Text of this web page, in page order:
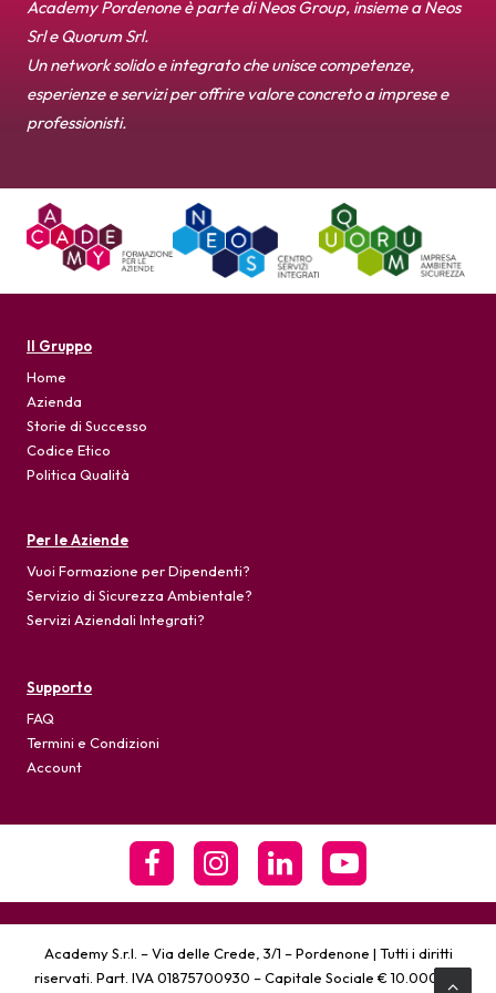
News
Per le Aziende
Academy Pordenone è parte di Neos Group, insieme a Neos
Srl e Quorum Srl.
Un network solido e integrato che unisce competenze,
esperienze e servizi per offrire valore concreto a imprese e
professionisti.
Il Gruppo
Home
Azienda
Storie di Successo
Codice Etico
Politica Qualità
Per le Aziende
Vuoi Formazione per Dipendenti?
Servizio di Sicurezza Ambientale?
Servizi Aziendali Integrati?
Supporto
FAQ
Termini e Condizioni
Account
Academy S.r.l. – Via delle Crede, 3/1 – Pordenone | Tutti i diritti
riservati. Part. IVA 01875700930 – Capitale Sociale € 10.000,00